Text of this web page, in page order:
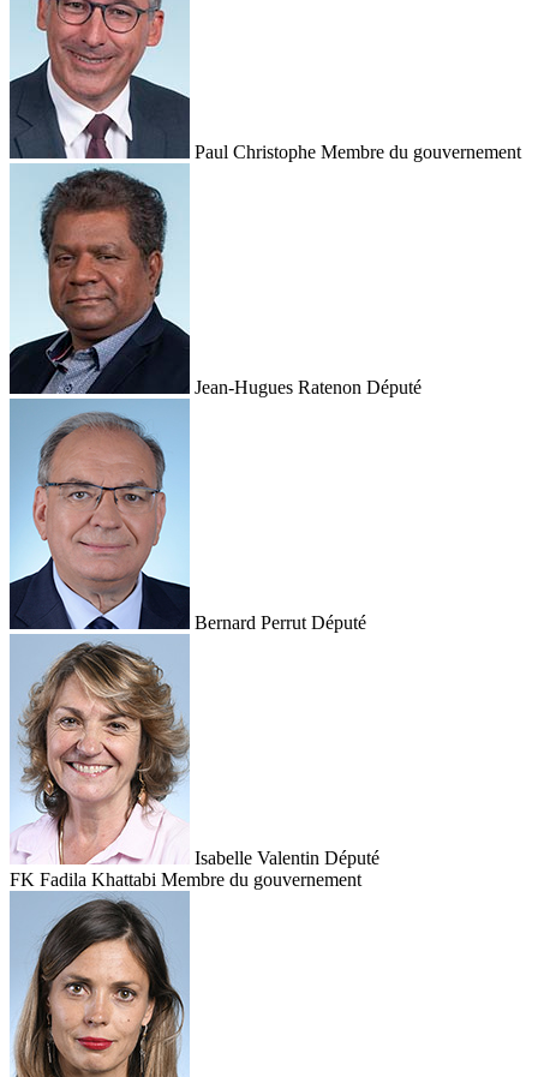
Paul Christophe Membre du gouvernement
Jean-Hugues Ratenon Député
Bernard Perrut Député
Isabelle Valentin Député
FK Fadila Khattabi Membre du gouvernement